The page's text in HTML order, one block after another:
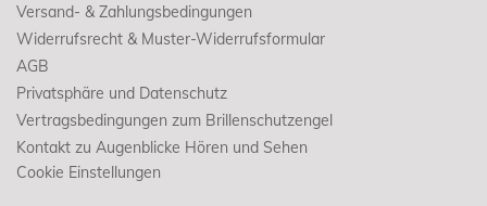
Versand- & Zahlungsbedingungen
Widerrufsrecht & Muster-Widerrufsformular
AGB
Privatsphäre und Datenschutz
Vertragsbedingungen zum Brillenschutzengel
Kontakt zu Augenblicke Hören und Sehen
Cookie Einstellungen